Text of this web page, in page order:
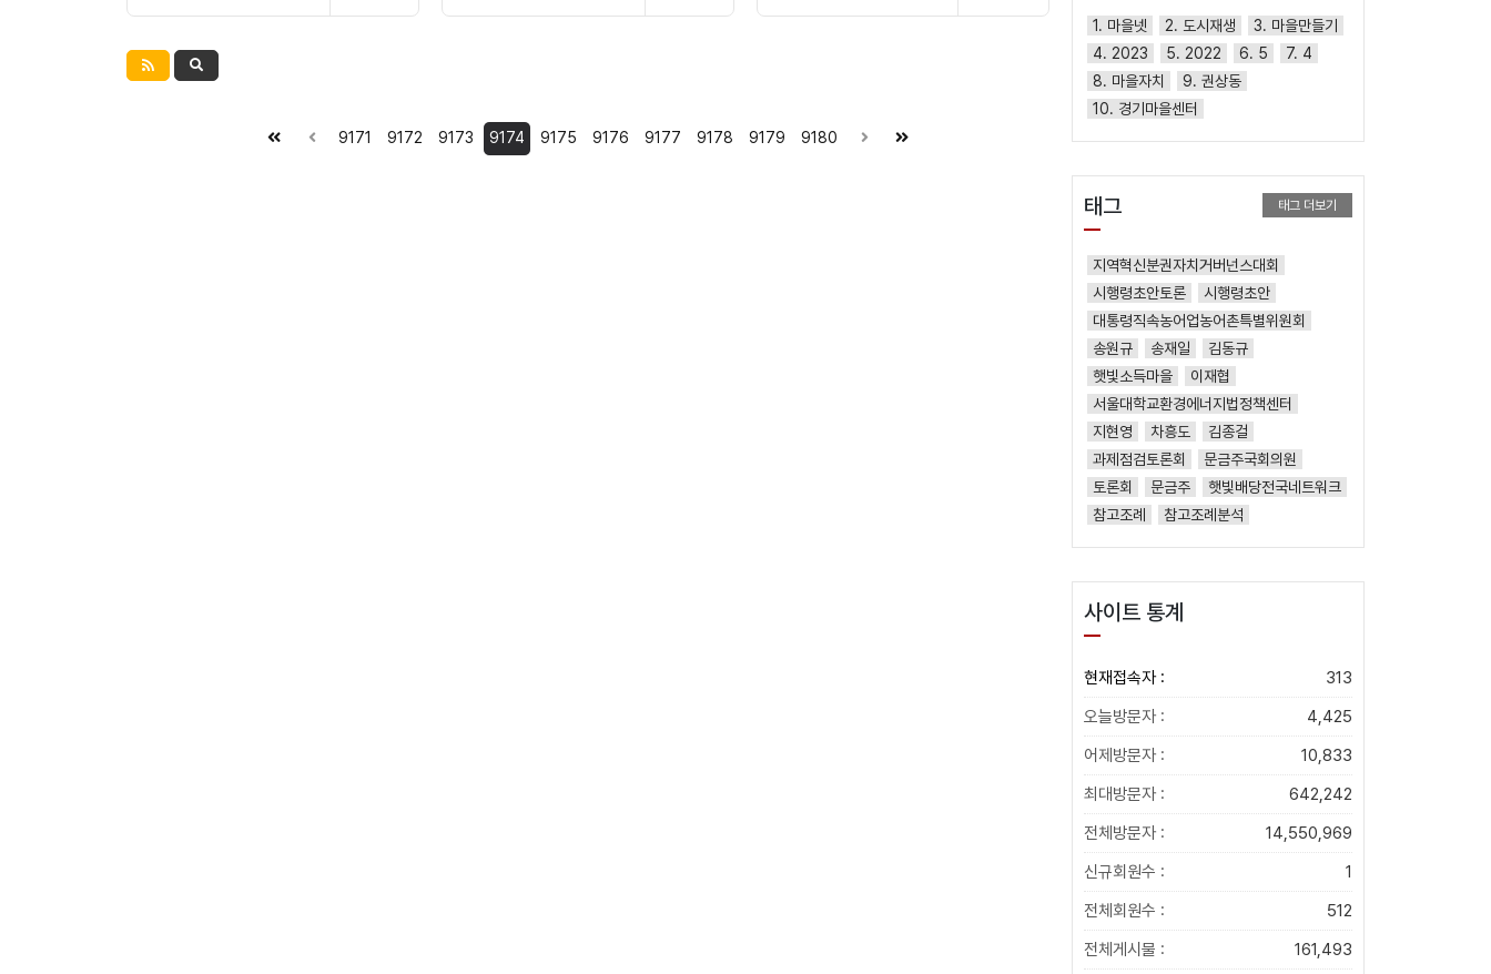
9171 9172 9173 9174 9175 9176 9177 9178 9179 9180
1. 마을넷 2. 도시재생
3. 마을만들기
4. 2023
5. 2022 6. 5
7. 4
8. 마을자치
9. 권상동
10. 경기마을센터
태그 태그 더보기
지역혁신분권자치거버넌스대회
시행령초안토론
시행령초안
대통령직속농어업농어촌특별위원회
송원규
송재일
김동규
햇빛소득마을
이재협
서울대학교환경에너지법정책센터
지현영
차흥도
김종걸
과제점검토론회
문금주국회의원
토론회
문금주
햇빛배당전국네트워크
참고조례
참고조례분석
사이트 통계
현재접속자 :
313
오늘방문자 :
4,425
어제방문자 :
10,833
최대방문자 :
642,242
전체방문자 :
14,550,969
신규회원수 :
1
전체회원수 :
512
전체게시물 :
161,493